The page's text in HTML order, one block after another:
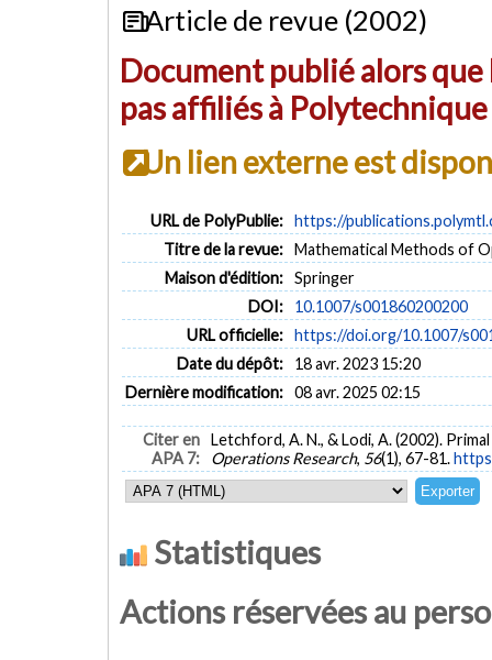
Article de revue (2002)
Document publié alors
pas affiliés à
Un lien externe est
URL de PolyPublie: https://
Titre de la revue: Mathematical Methods of
Maison d'édition: Springer
DOI:
10.1007/s001860200200
URL officielle: https://doi.org/10.1007/
Date du dépôt:
18 avr. 2023 15:20
Dernière modification: 08 avr. 2025 02:15
Citer en
APA 7:
Letchford, A. N., & Lodi, A. (2002).
Operations Research, 56(1), 67-81.
Statistiques
Actions réservées au